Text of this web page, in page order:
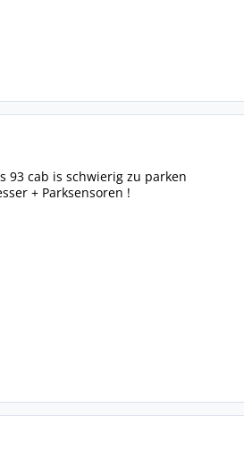
93 cab is schwierig zu parken
+ Parksensoren !